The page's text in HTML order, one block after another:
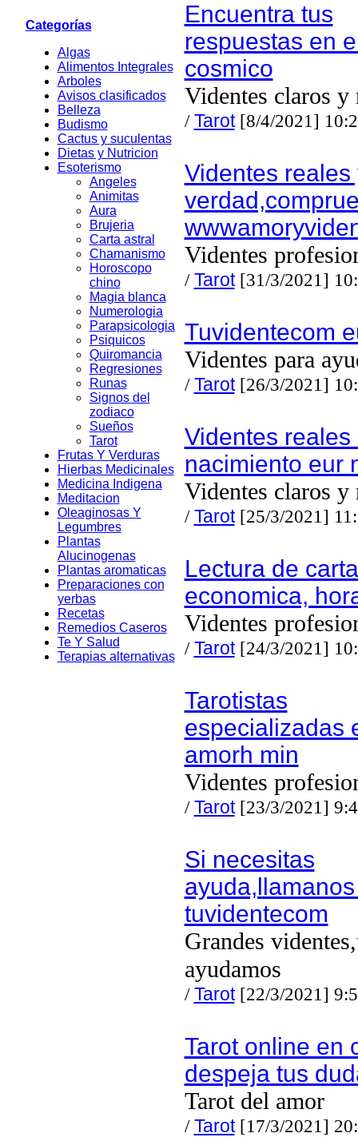
Categorías
Algas
Alimentos Integrales
Arboles
Avisos clasificados
Belleza
Budismo
Cactus y suculentas
Dietas y Nutricion
Esoterismo
Angeles
Animitas
Aura
Brujeria
Carta astral
Chamanismo
Horoscopo
chino
Magia blanca
Numerologia
Parapsicologia
Psiquicos
Quiromancia
Regresiones
Runas
Signos del
zodiaco
Sueños
Tarot
Frutas Y Verduras
Hierbas Medicinales
Medicina Indigena
Meditacion
Oleaginosas Y
Legumbres
Plantas
Alucinogenas
Plantas aromaticas
Preparaciones con
yerbas
Recetas
Remedios Caseros
Te Y Salud
Terapias alternativas
Encuentra tus
respuestas en
cosmico
Videntes claros y
/Tarot[8/4/2021]
Videntes reales
Videntes
/Tarot[31/3/2021]
Tuvidentecom
Videntes para
/Tarot[26/3/2021]
Videntes reales
nacimiento eur
Videntes claros y
/Tarot[25/3/2021]
Lectura de
economica,
Videntes
/Tarot[24/3/2021]
Tarotistas
especializadas
amorh min
Videntes
/Tarot[23/3/2021]
Si necesitas
tuvidentecom
Grandes
ayudamos
/Tarot[22/3/2021]
Tarot online en
despeja tus
Tarot del amor
/Tarot[17/3/2021]